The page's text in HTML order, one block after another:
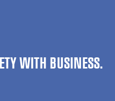
WITH BUSINESS.